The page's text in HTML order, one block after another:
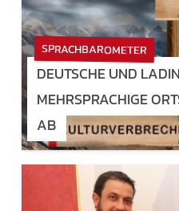
SPRACHBAROMETER
DEUTSCHE UND
MEHRSPRACHIGE
AB